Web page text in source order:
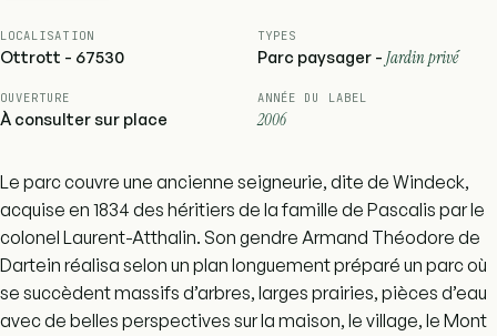
LOCALISATION
Ottrott - 67530
TYPES
Parc paysager - Jardin privé
OUVERTURE
À consulter sur place
ANNÉE DU LABEL
2006
Le parc couvre une ancienne seigneurie, dite de Windeck,
acquise en 1834 des héritiers de la famille de Pascalis par le
colonel Laurent-Atthalin. Son gendre Armand Théodore de
Dartein réalisa selon un plan longuement préparé un parc où
se succèdent massifs d’arbres, larges prairies, pièces d’eau
avec de belles perspectives sur la maison, le village, le Mont